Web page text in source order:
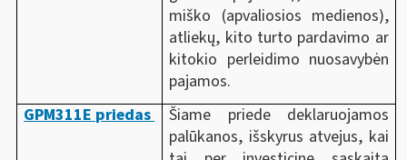
miško (apvaliosios medienos),
atliekų, kito turto pardavimo ar
kitokio perleidimo nuosavybėn
pajamos.
GPM311E priedas
Šiame priede deklaruojamos
palūkanos, išskyrus atvejus, kai